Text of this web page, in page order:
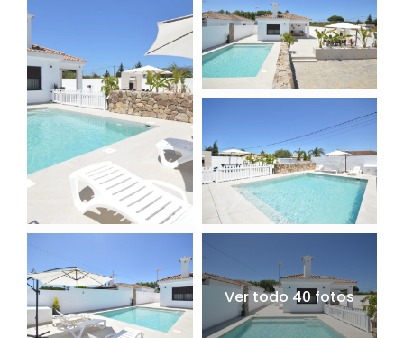
Ver todo 40 fotos